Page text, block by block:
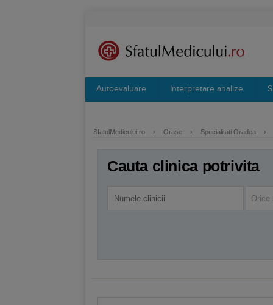
Autoevaluare Interpretare analize
SfatulMedicului.ro › Orase › Specialitati Oradea ›
Cauta clinica potrivita
Orice